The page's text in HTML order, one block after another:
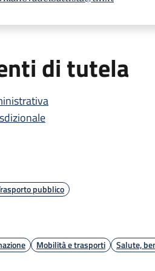
di tutela
pubblico
Mobilità e trasporti Salute,